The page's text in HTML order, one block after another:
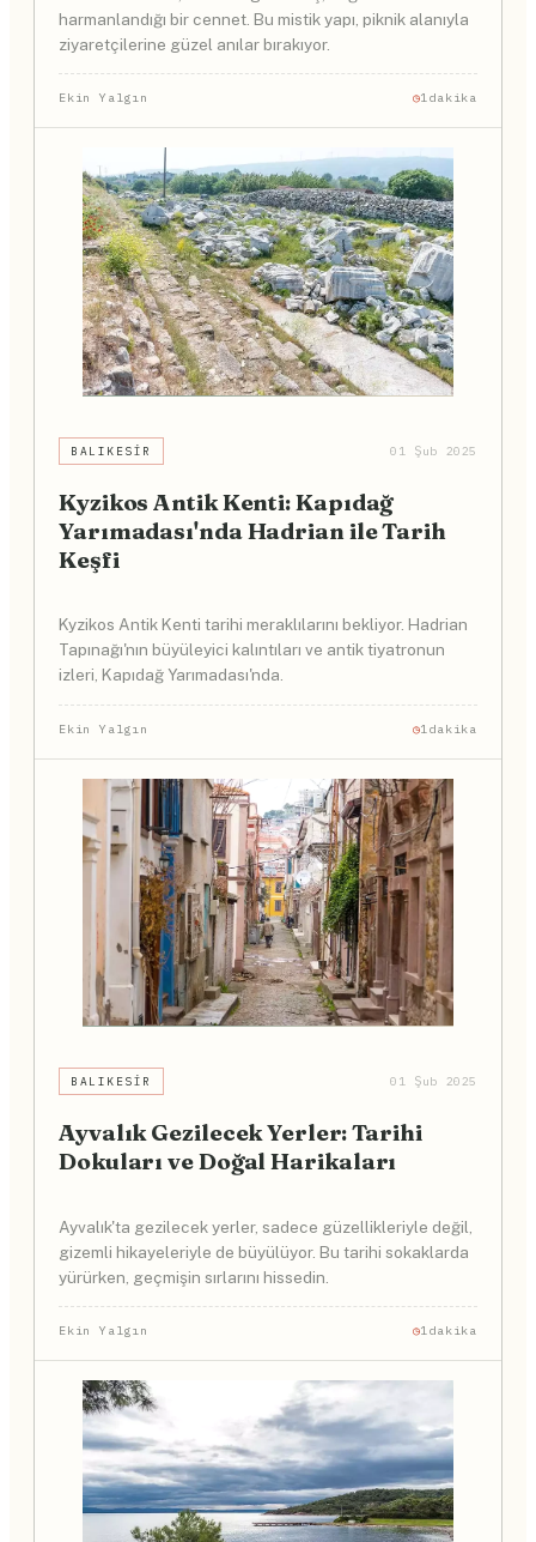
harmanlandığı bir cennet. Bu mistik yapı, piknik alanıyla
ziyaretçilerine güzel anılar bırakıyor.
Ekin Yalgın 1dakika
BALIKESIR 01 Şub 2025
Kyzikos Antik Kenti: Kapıdağ
Yarımadası'nda Hadrian ile Tarih
Keşfi
Kyzikos Antik Kenti tarihi meraklılarını bekliyor. Hadrian
Tapınağı'nın büyüleyici kalıntıları ve antik tiyatronun
izleri, Kapıdağ Yarımadası'nda.
Ekin Yalgın 1dakika
BALIKESIR 01 Şub 2025
Ayvalık Gezilecek Yerler: Tarihi
Dokuları ve Doğal Harikaları
Ayvalık'ta gezilecek yerler, sadece güzellikleriyle değil,
gizemli hikayeleriyle de büyülüyor. Bu tarihi sokaklarda
yürürken, geçmişin sırlarını hissedin.
Ekin Yalgın 1dakika